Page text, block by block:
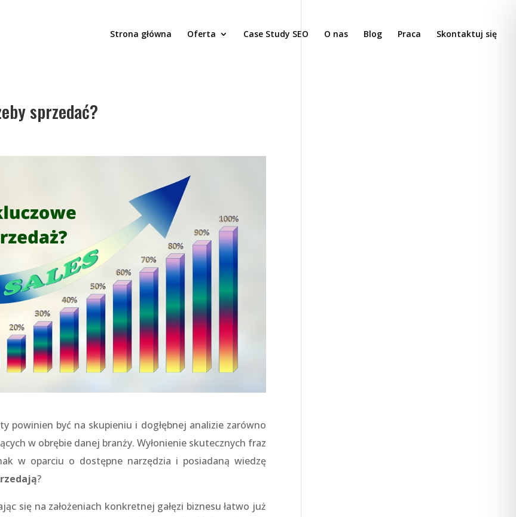
Strona główna Oferta Case Study SEO O nas Blog Praca Skontaktuj się
sprzedać?
powinien być na skupieniu i dogłębnej analizie zarówno
w obrębie danej branży. Wyłonienie skutecznych fraz
w oparciu o dostępne narzędzia i posiadaną wiedzę
?
się na założeniach konkretnej gałęzi biznesu łatwo już